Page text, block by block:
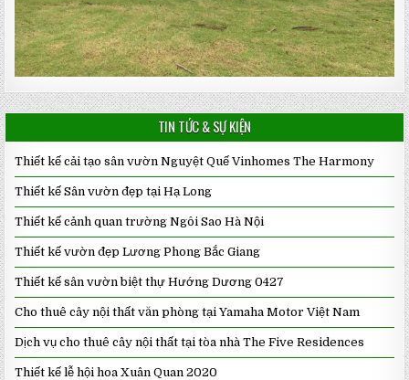
TIN TỨC & SỰ KIỆN
Thiết kế cải tạo sân vườn Nguyệt Quế Vinhomes The Harmony
Thiết kế Sân vườn đẹp tại Hạ Long
Thiết kế cảnh quan trường Ngôi Sao Hà Nội
Thiết kế vườn đẹp Lương Phong Bắc Giang
Thiết kế sân vườn biệt thự Hướng Dương 0427
Cho thuê cây nội thất văn phòng tại Yamaha Motor Việt Nam
Dịch vụ cho thuê cây nội thất tại tòa nhà The Five Residences
Thiết kế lễ hội hoa Xuân Quan 2020